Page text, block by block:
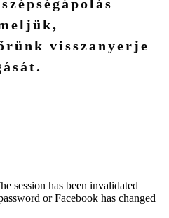
visszanyerje
session has been invalidated
or Facebook has changed